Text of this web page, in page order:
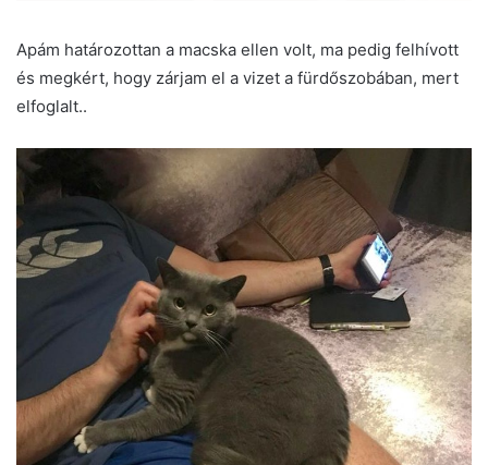
Apám határozottan a macska ellen volt, ma pedig felhívott
és megkért, hogy zárjam el a vizet a fürdőszobában, mert
elfoglalt..